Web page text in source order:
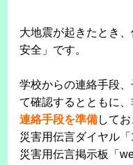
大地震が起きたとき
安全」です。
学校からの連絡手段
て確認するとともに
連絡手段を準備してお
災害用伝言ダイヤル
災害用伝言掲示板「